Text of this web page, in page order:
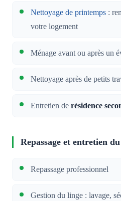
Nettoyage de printemps :
votre logement
Ménage avant ou après un
Nettoyage après de petits
Entretien de résidence
Repassage et entretien
Repassage professionnel
Gestion du linge : lavage,